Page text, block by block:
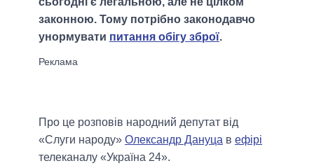
законною. Тому потрібно законодавчо
унормувати питання обігу зброї.
Про це розповів народний депутат від
«Слуги народу» Олександр Дануца в ефірі
телеканалу «Україна 24».